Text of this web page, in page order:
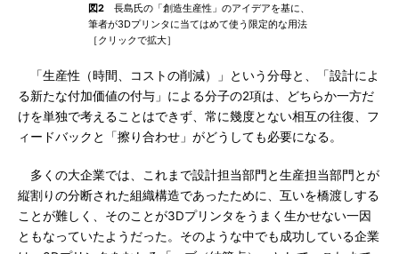
図2 長島氏の「創造生産性」のアイデアを基に、
筆者が3Dプリンタに当てはめて使う限定的な用法
［クリックで拡大］
「生産性（時間、コストの削減）」という分母と、「設計によ
る新たな付加価値の付与」による分子の2項は、どちらか一方だ
けを単独で考えることはできず、常に幾度とない相互の往復、フ
ィードバックと「擦り合わせ」がどうしても必要になる。
多くの大企業では、これまで設計担当部門と生産担当部門とが
縦割りの分断された組織構造であったために、互いを橋渡しする
ことが難しく、そのことが3Dプリンタをうまく生かせない一因
ともなっていたようだった。そのような中でも成功している企業